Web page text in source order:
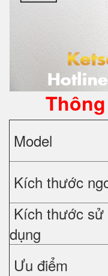
Model
Kích thước
Kích thước sử
dụng
Ưu điểm